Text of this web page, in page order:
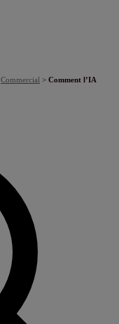
Commercial > Comment l’IA